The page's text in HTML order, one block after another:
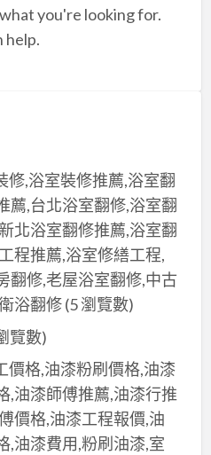
you're looking for.
help.
修,浴室裝修推薦,浴室翻
薦,台北浴室翻修,浴室翻
北浴室翻修推薦,浴室翻
程推薦,浴室修繕工程,
翻修,老屋浴室翻修,中古
浴翻修(5 瀏覽數)
覽數)
價格,油漆粉刷價格,油漆
,油漆師傅推薦,油漆行推
價格,油漆工程報價,油
,油漆費用,粉刷油漆,室